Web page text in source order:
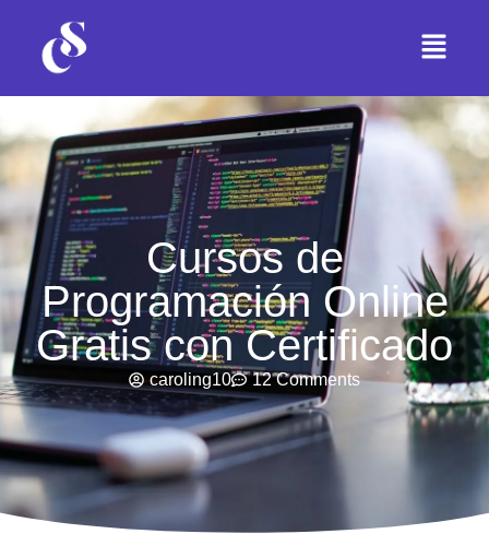
Cursos de
Programación Online
Gratis con Certificado
caroling10 12 Comments